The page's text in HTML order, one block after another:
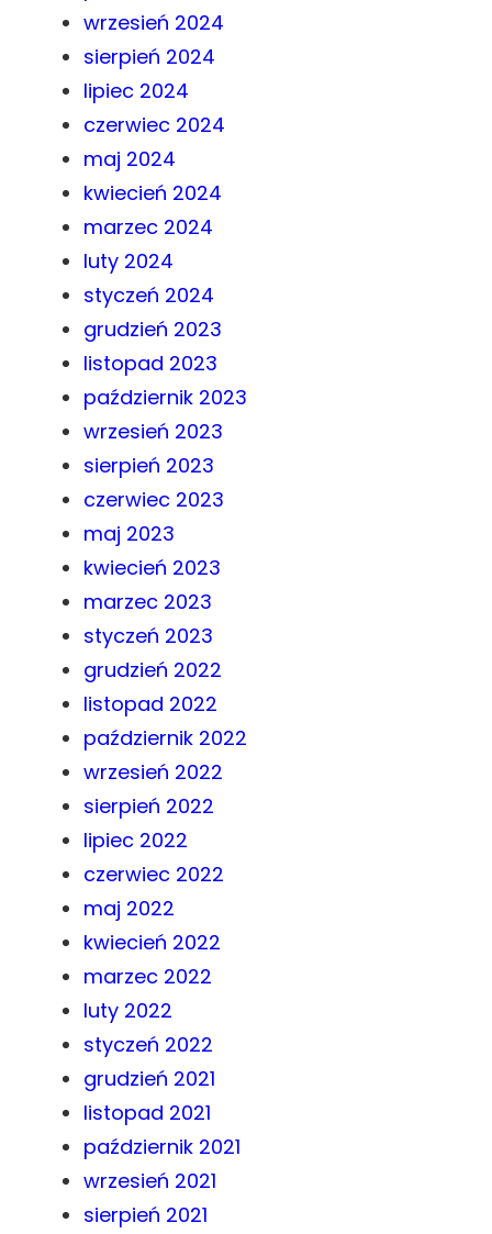
wrzesień 2024
sierpień 2024
lipiec 2024
czerwiec 2024
maj 2024
kwiecień 2024
marzec 2024
luty 2024
styczeń 2024
grudzień 2023
listopad 2023
październik 2023
wrzesień 2023
sierpień 2023
czerwiec 2023
maj 2023
kwiecień 2023
marzec 2023
styczeń 2023
grudzień 2022
listopad 2022
październik 2022
wrzesień 2022
sierpień 2022
lipiec 2022
czerwiec 2022
maj 2022
kwiecień 2022
marzec 2022
luty 2022
styczeń 2022
grudzień 2021
listopad 2021
październik 2021
wrzesień 2021
sierpień 2021